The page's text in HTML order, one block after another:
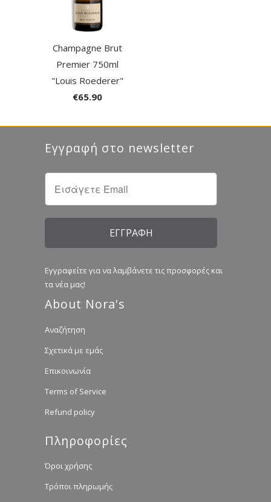
Champagne Brut
Premier 750ml
"Louis Roederer"
€65.90
Εγγραφή στο newsletter
Εγγραφείτε για να λαμβάνετε τις προσφορές και
τα νέα μας!
About Nora's
Αναζήτηση
Σχετικά με εμάς
Επικοινωνία
Terms of Service
Refund policy
Πληροφορίες
Όροι χρήσης
Τρόποι πληρωμής